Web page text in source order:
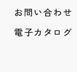
お問い合わせ
電子カタログ